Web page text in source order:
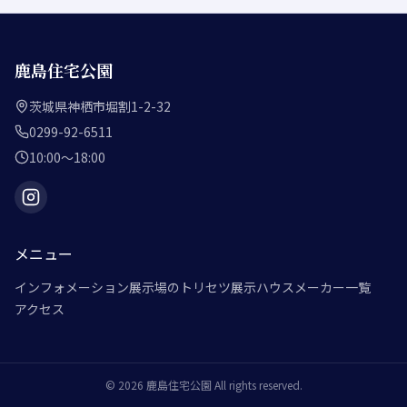
鹿島住宅公園
茨城県神栖市堀割1-2-32
0299-92-6511
10:00～18:00
メニュー
インフォメーション展示場のトリセツ展示ハウスメーカー一覧
アクセス
© 2026 鹿島住宅公園 All rights reserved.